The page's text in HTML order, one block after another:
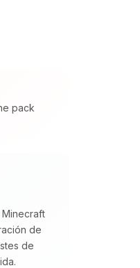
pack
de
de